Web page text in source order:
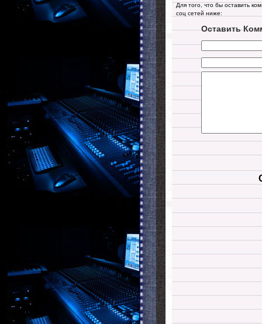
Для того, что бы оставить
соц сетей ниже:
Оставить